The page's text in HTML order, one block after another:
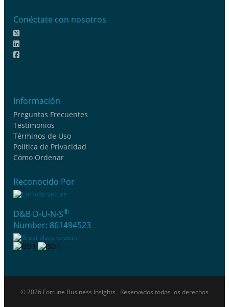
Conéctate con nosotros
Información
Preguntas Frecuentes
Testimonios
Términos de Uso
Política de Privacidad
Cómo Ordenar
Reconocido Por
D&B D-U-N-S®
Number: 861494523
© 2026 Fortune Business Insights . Reservados todos los derechos